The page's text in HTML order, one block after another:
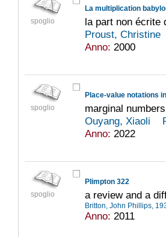
spoglio
La multiplication
la part non écrite
Proust, Christine
Anno: 2000
spoglio
Place-value notations
marginal
Ouyang, Xiaoli
Anno: 2022
spoglio
Plimpton 322
a review and a
Britton, John Phillips,
Anno: 2011